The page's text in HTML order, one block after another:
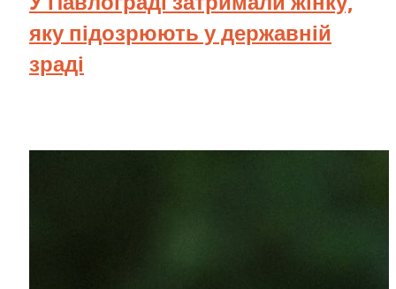
яку підозрюють у державній
зраді